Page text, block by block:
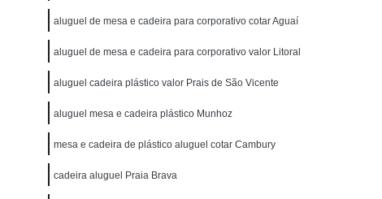
aluguel de mesa e cadeira para corporativo cotar Aguaí
aluguel de mesa e cadeira para corporativo valor Litoral
aluguel cadeira plástico valor Prais de São Vicente
aluguel mesa e cadeira plástico Munhoz
mesa e cadeira de plástico aluguel cotar Cambury
cadeira aluguel Praia Brava